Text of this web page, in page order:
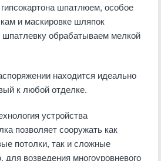
шпатлюем, особое
и маскировке шляпок
обрабатываем мелкой
находится идеально
к любой отделке.
устройства
позволяет сооружать как
потолки, так и сложные
для возведения многоуровневого